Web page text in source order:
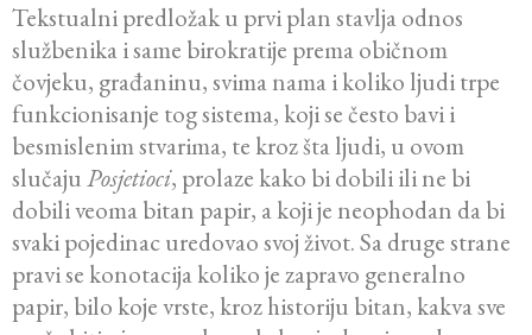
Tekstualni predložak u prvi plan stavlja odnos
službenika i same birokratije prema običnom
čovjeku, građaninu, svima nama i koliko ljudi trpe
funkcionisanje tog sistema, koji se često bavi i
besmislenim stvarima, te kroz šta ljudi, u ovom
slučajuPosjetioci, prolaze kako bi dobili ili ne bi
dobili veoma bitan papir, a koji je neophodan da bi
svaki pojedinac uredovao svoj život. Sa druge strane
pravi se konotacija koliko je zapravo generalno
papir, bilo koje vrste, kroz historiju bitan, kakva sve